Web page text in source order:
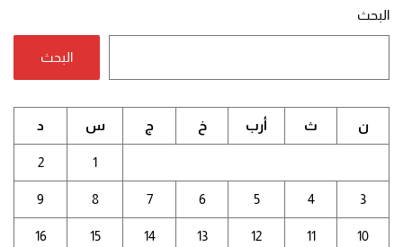
البحث
البحث
ن ث أرب خ ج س د
1
2
3
4
5
6
7
8
9
10
11
12
13
14
15
16